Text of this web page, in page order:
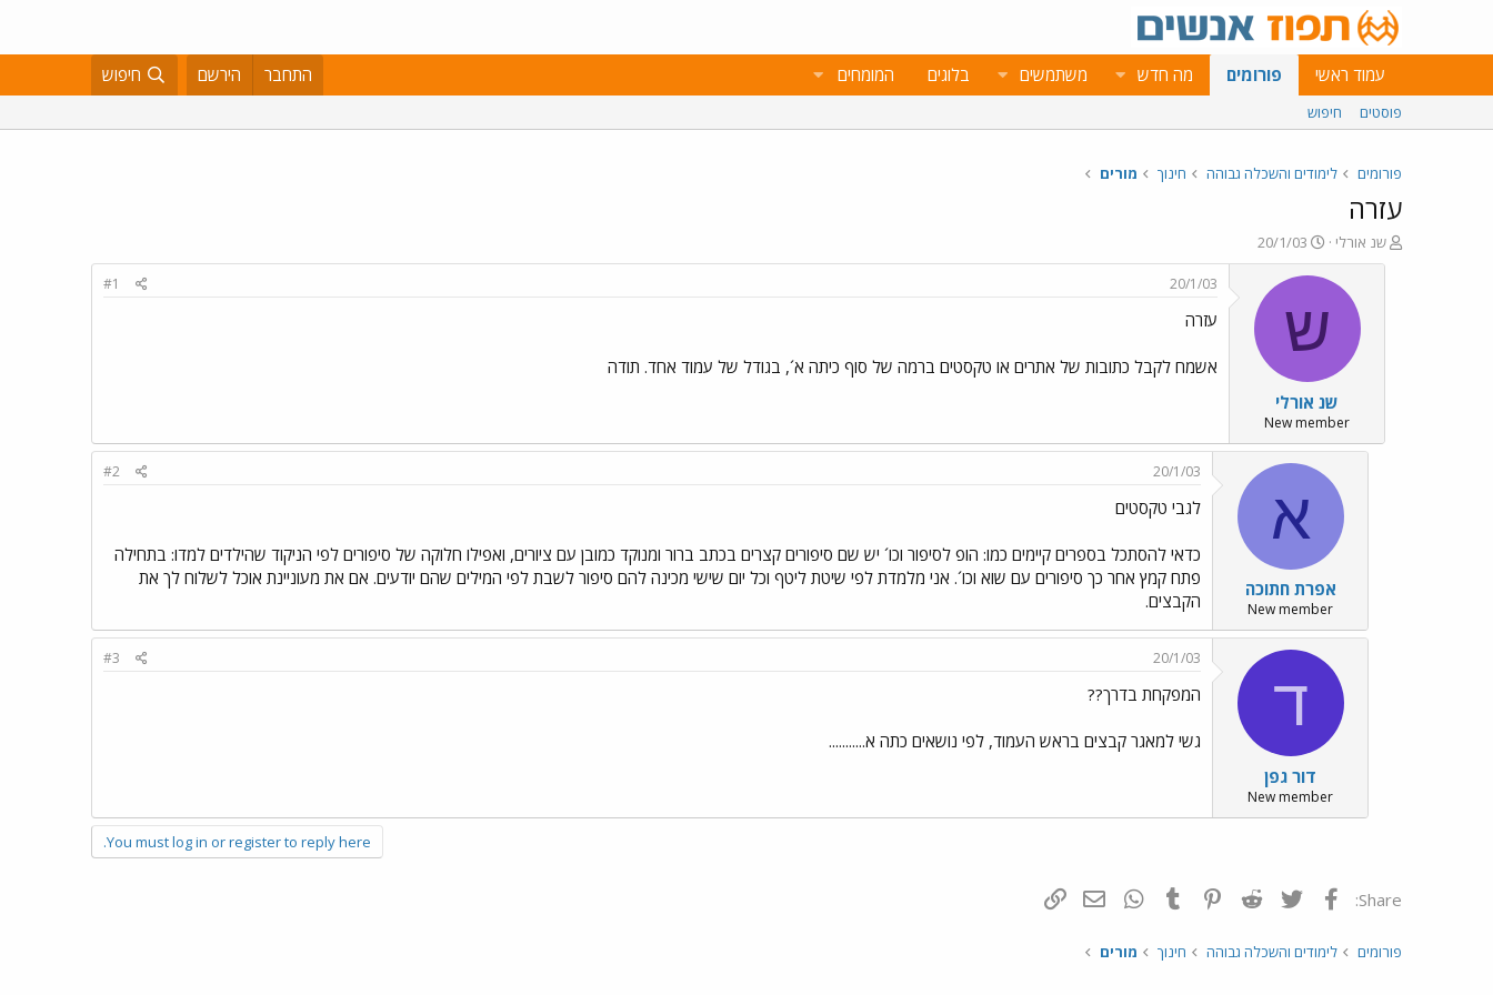
עמוד ראשי פורומים מה חדש משתמשים בלוגים המומחים התחבר הירשם חיפוש
פוסטים חיפוש
פורומים לימודים והשכלה גבוהה חינוך מורים
עזרה
פ
ו
שנ אורלי
פ
ו
ר
ם
ב
א
ר
י
ך
20/1/03
ש
שנ אורלי
New member
20/1/03
#1
עזרה
אשמח לקבל כתובות של אתרים או טקסטים ברמה של סוף כיתה א´, בגודל של עמוד אחד. תודה
א
אפרת חתוכה
New member
20/1/03
#2
לגבי טקסטים
כדאי להסתכל בספרים קיימים כמו: הופ לסיפור וכו´ יש שם סיפורים קצרים בכתב ברור ומנוקד כמובן עם ציורים, ואפילו חלוקה של סיפורים לפי הניקוד שהילדים למדו: בתחילה
פתח קמץ אחר כך סיפורים עם שוא וכו´. אני מלמדת לפי שיטת ליטף וכל יום שישי מכינה להם סיפור לשבת לפי המילים שהם יודעים. אם את מעוניינת אוכל לשלוח לך את
הקבצים.
ד
דור גפן
New member
20/1/03
#3
המפקחת בדרך??
גשי למאגר קבצים בראש העמוד, לפי נושאים כתה א...........
You must log in or register to reply here.
Share: פייסבוק Twitter
Reddit
Pinterest
Tumblr
WhatsAppדואר אלקטרוני
פורומים לימודים והשכלה גבוהה חינוך מורים